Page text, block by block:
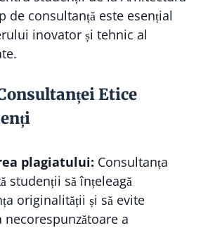
de consultanță este esențial
inovator și tehnic al
Etice
plagiatului: Consultanța
studenții să înțeleagă
originalității și să evite
necorespunzătoare a